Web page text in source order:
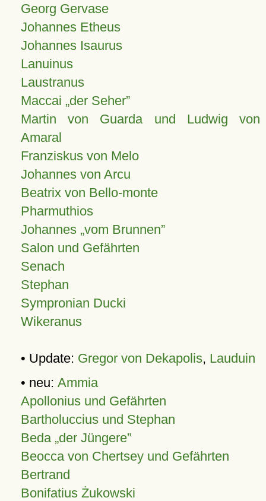
Georg Gervase
Johannes Etheus
Johannes Isaurus
Lanuinus
Laustranus
Maccai „der Seher”
Martin von Guarda und Ludwig von
Amaral
Franziskus von Melo
Johannes von Arcu
Beatrix von Bello-monte
Pharmuthios
Johannes vom Brunnen
Salon und Gefährten
Senach
Stephan
Sympronian Ducki
Wikeranus
• Update: Gregor von Dekapolis, Lauduin
• neu: Ammia
Apollonius und Gefährten
Bartholuccius und Stephan
Beda „der Jüngere”
Beocca von Chertsey und Gefährten
Bertrand
Bonifatius Żukowski